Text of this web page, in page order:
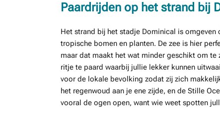
Paardrijden op het strand bij
Het strand bij het stadje Dominical is
tropische bomen en planten. De zee is hier
maar dat maakt het wat minder geschikt om te
ritje te paard waarbij jullie lekker kunnen
voor de lokale bevolking zodat zij zich
het regenwoud aan je ene zijde, en de Stille
vooral de ogen open, want wie weet spotten